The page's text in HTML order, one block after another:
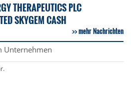
THERAPEUTICS PLC
SKYGEM CASH
mehr Nachrichten
Unternehmen